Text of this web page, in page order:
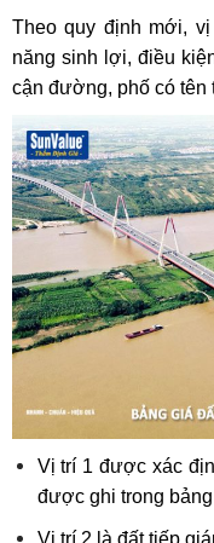
Theo quy định mới,
năng sinh lợi, điều
cận đường, phố có tên
Vị trí 1 được xác
được ghi trong
Vị trí 2 là đất tiếp